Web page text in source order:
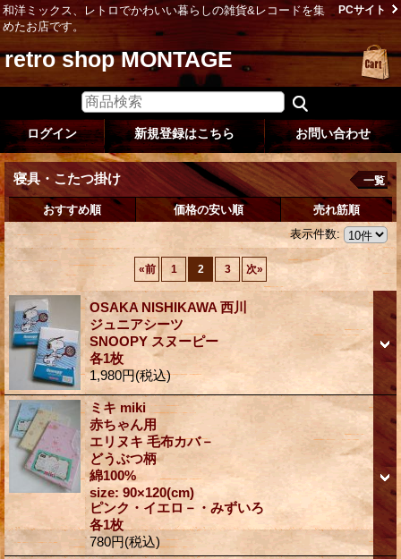
和洋ミックス、レトロでかわいい暮らしの雑貨&レコードを集
めたお店です。
PCサイト
retro shop MONTAGE
ログイン 新規登録はこちら お問い合わせ
寝具・こたつ掛け 一覧
おすすめ順 価格の安い順
売れ筋順
表示件数:
«前 1 2 3 次»
OSAKA NISHIKAWA 西川
ジュニアシーツ
SNOOPY スヌーピー
各1枚
1,980円(税込)
ミキ miki
赤ちゃん用
エリヌキ 毛布カバ－
どうぶつ柄
綿100%
size: 90×120(cm)
ピンク・イエロ－・みずいろ
各1枚
780円(税込)